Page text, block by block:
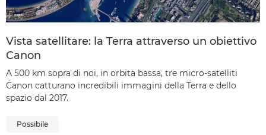
Vista satellitare: la Terra attraverso un obiettivo
Canon
A 500 km sopra di noi, in orbita bassa, tre micro-satelliti
Canon catturano incredibili immagini della Terra e dello
spazio dal 2017.
Possibile